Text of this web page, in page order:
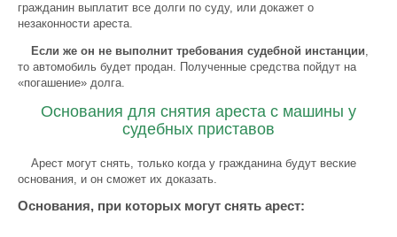
гражданин выплатит все долги по суду, или докажет о
незаконности ареста.
Если же он не выполнит требования судебной инстанции,
то автомобиль будет продан. Полученные средства пойдут на
«погашение» долга.
Основания для снятия ареста с машины у
судебных приставов
Арест могут снять, только когда у гражданина будут веские
основания, и он сможет их доказать.
Основания, при которых могут снять арест: